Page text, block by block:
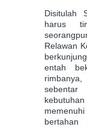
Disitulah
harus
Relawan
entah
sebentar